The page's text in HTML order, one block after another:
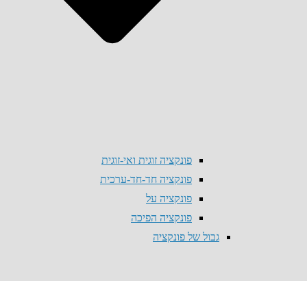
פונקציה זוגית ואי-זוגית
פונקציה חד-חד-ערכית
פונקציה על
פונקציה הפיכה
גבול של פונקציה